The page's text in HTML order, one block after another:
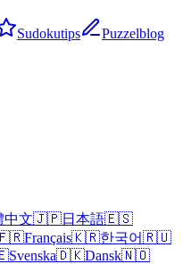
Sudokutips
Puzzelblog
中文🇯🇵日本語🇪🇸
Français🇰🇷한국어🇷🇺
Svenska🇩🇰Dansk🇳🇴